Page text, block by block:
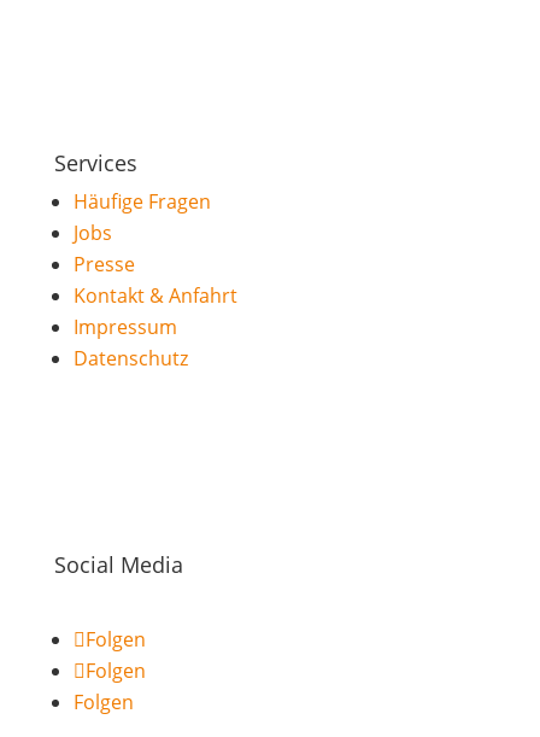
Services
Häufige Fragen
Jobs
Presse
Kontakt & Anfahrt
Impressum
Datenschutz
Social Media
Folgen
Folgen
Folgen